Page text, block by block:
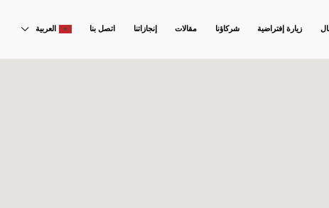
زيارة إفتراضية شركاؤنا مقالات إنجازاتنا اتصل بنا العربية